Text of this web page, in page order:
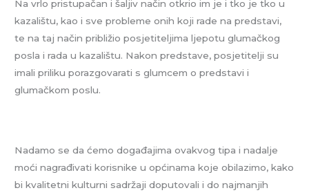
Na vrlo pristupačan i šaljiv način otkrio im je i tko je tko u
kazalištu, kao i sve probleme onih koji rade na predstavi,
te na taj način približio posjetiteljima ljepotu glumačkog
posla i rada u kazalištu. Nakon predstave, posjetitelji su
imali priliku porazgovarati s glumcem o predstavi i
glumačkom poslu.
Nadamo se da ćemo događajima ovakvog tipa i nadalje
moći nagrađivati korisnike u općinama koje obilazimo, kako
bi kvalitetni kulturni sadržaji doputovali i do najmanjih